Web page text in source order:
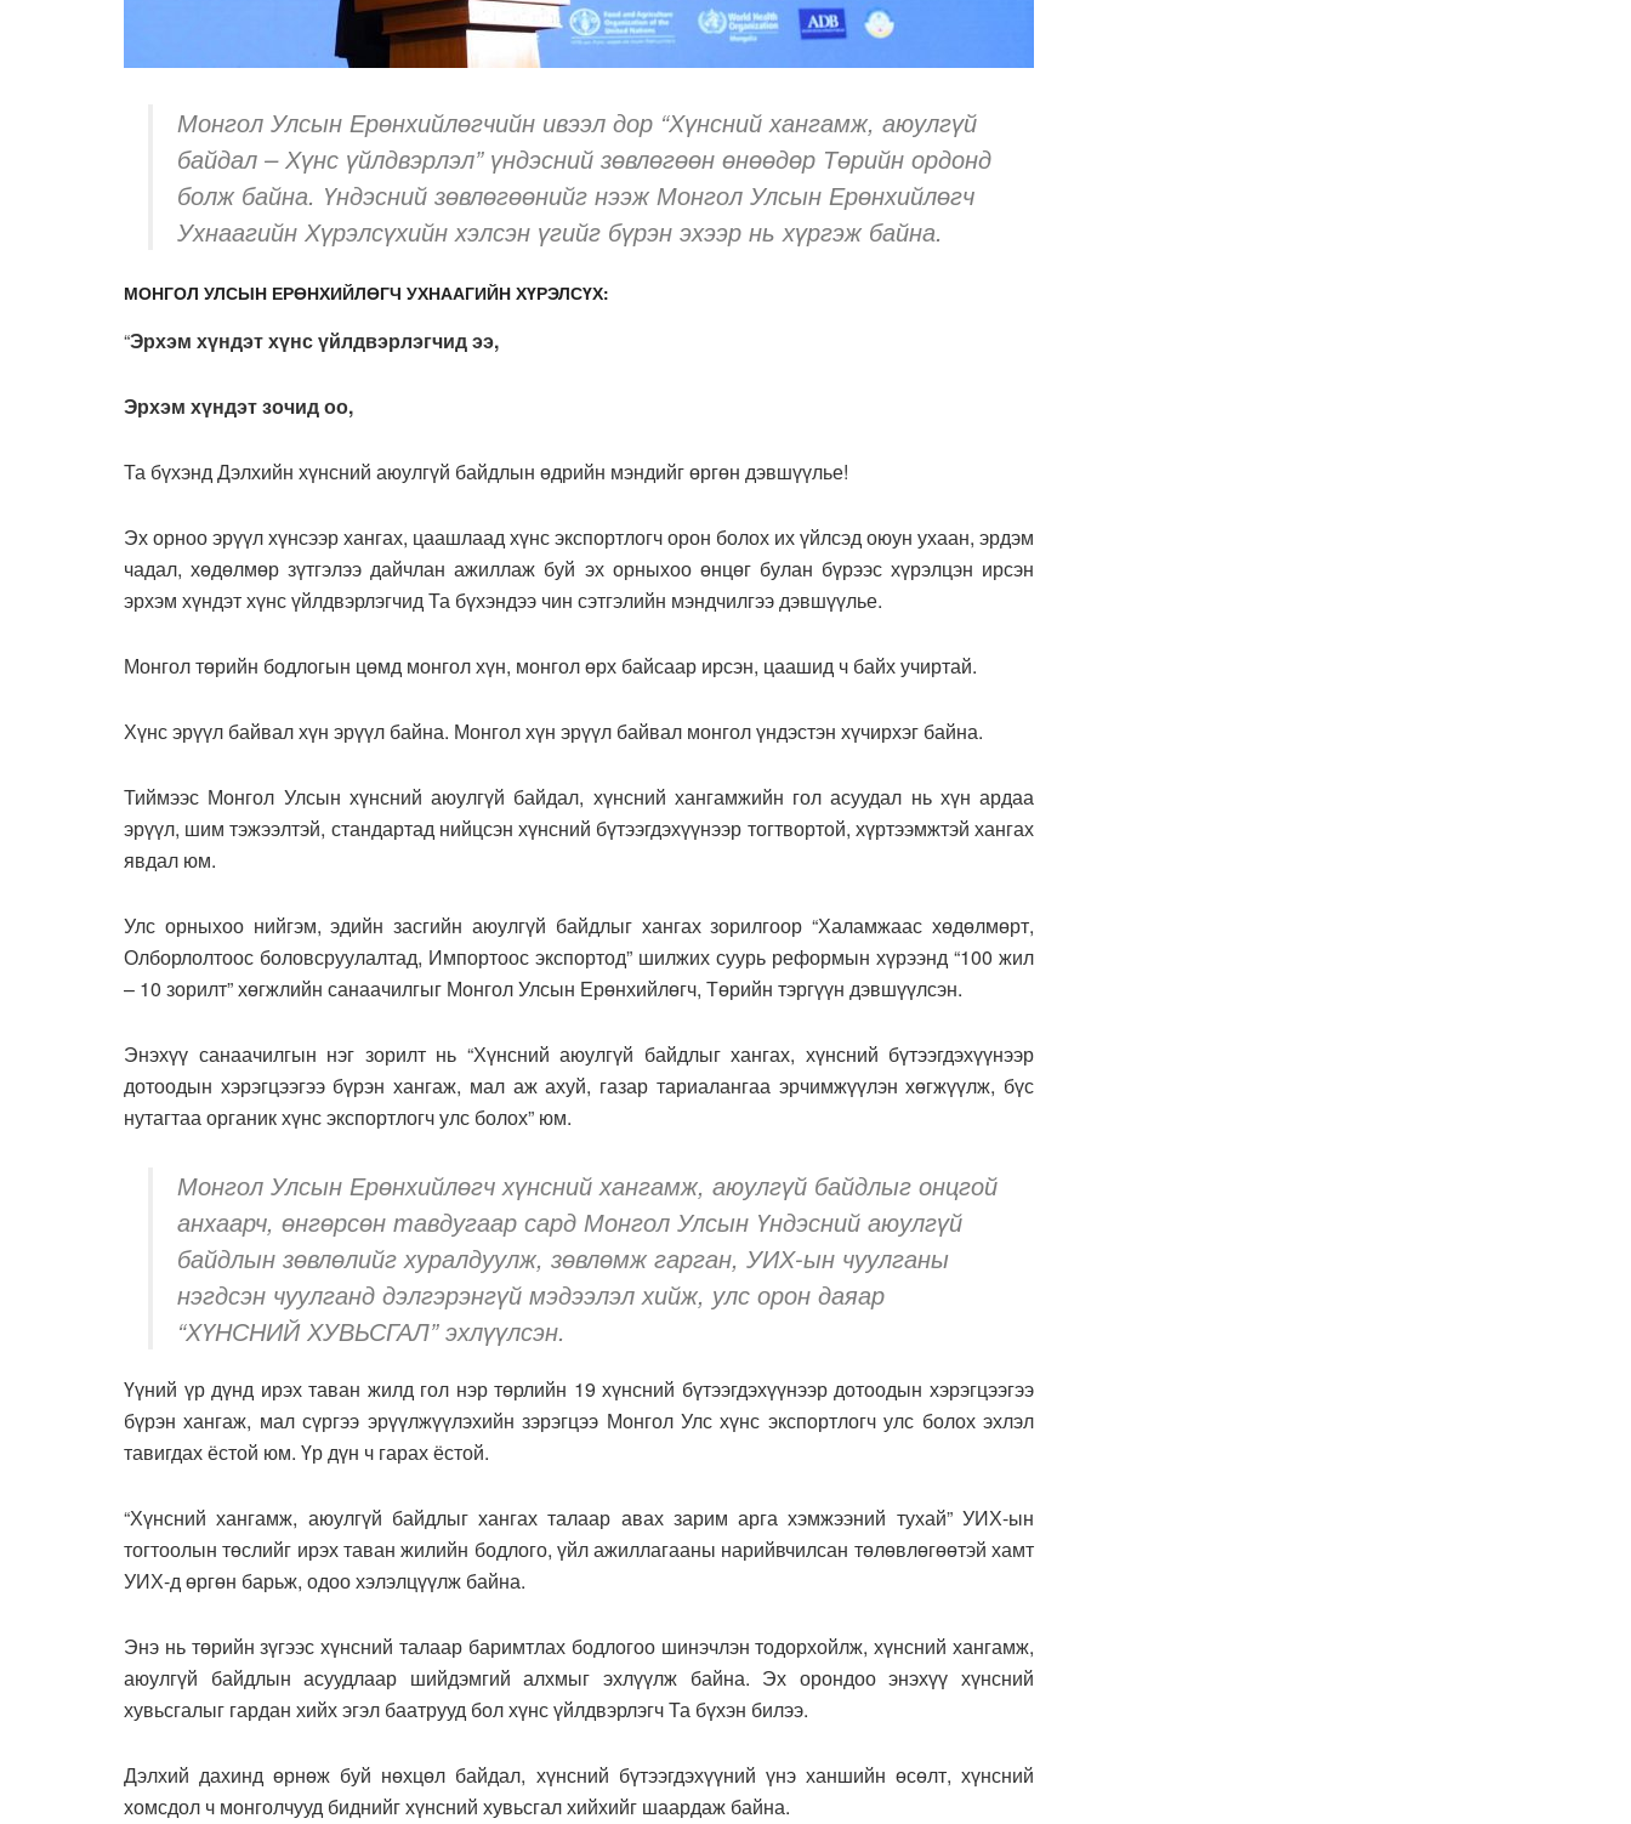
Монгол Улсын Ерөнхийлөгчийн ивээл дор “Хүнсний хангамж, аюулгүй
байдал – Хүнс үйлдвэрлэл” үндэсний зөвлөгөөн өнөөдөр Төрийн ордонд
болж байна. Үндэсний зөвлөгөөнийг нээж Монгол Улсын Ерөнхийлөгч
Ухнаагийн Хүрэлсүхийн хэлсэн үгийг бүрэн эхээр нь хүргэж байна.
МОНГОЛ УЛСЫН ЕРӨНХИЙЛӨГЧ УХНААГИЙН ХҮРЭЛСҮХ:
“Эрхэм хүндэт хүнс үйлдвэрлэгчид ээ,
Эрхэм хүндэт зочид оо,
Та бүхэнд Дэлхийн хүнсний аюулгүй байдлын өдрийн мэндийг өргөн дэвшүүлье!
Эх орноо эрүүл хүнсээр хангах, цаашлаад хүнс экспортлогч орон болох их үйлсэд оюун ухаан, эрдэм
чадал, хөдөлмөр зүтгэлээ дайчлан ажиллаж буй эх орныхоо өнцөг булан бүрээс хүрэлцэн ирсэн
эрхэм хүндэт хүнс үйлдвэрлэгчид Та бүхэндээ чин сэтгэлийн мэндчилгээ дэвшүүлье.
Монгол төрийн бодлогын цөмд монгол хүн, монгол өрх байсаар ирсэн, цаашид ч байх учиртай.
Хүнс эрүүл байвал хүн эрүүл байна. Монгол хүн эрүүл байвал монгол үндэстэн хүчирхэг байна.
Тиймээс Монгол Улсын хүнсний аюулгүй байдал, хүнсний хангамжийн гол асуудал нь хүн ардаа
эрүүл, шим тэжээлтэй, стандартад нийцсэн хүнсний бүтээгдэхүүнээр тогтвортой, хүртээмжтэй хангах
явдал юм.
Улс орныхоо нийгэм, эдийн засгийн аюулгүй байдлыг хангах зорилгоор “Халамжаас хөдөлмөрт,
Олборлолтоос боловсруулалтад, Импортоос экспортод” шилжих суурь реформын хүрээнд “100 жил
– 10 зорилт” хөгжлийн санаачилгыг Монгол Улсын Ерөнхийлөгч, Төрийн тэргүүн дэвшүүлсэн.
Энэхүү санаачилгын нэг зорилт нь “Хүнсний аюулгүй байдлыг хангах, хүнсний бүтээгдэхүүнээр
дотоодын хэрэгцээгээ бүрэн хангаж, мал аж ахуй, газар тариалангаа эрчимжүүлэн хөгжүүлж, бүс
нутагтаа органик хүнс экспортлогч улс болох” юм.
Монгол Улсын Ерөнхийлөгч хүнсний хангамж, аюулгүй байдлыг онцгой
анхаарч, өнгөрсөн тавдугаар сард Монгол Улсын Үндэсний аюулгүй
байдлын зөвлөлийг хуралдуулж, зөвлөмж гарган, УИХ-ын чуулганы
нэгдсэн чуулганд дэлгэрэнгүй мэдээлэл хийж, улс орон даяар
“ХҮНСНИЙ ХУВЬСГАЛ” эхлүүлсэн.
Үүний үр дүнд ирэх таван жилд гол нэр төрлийн 19 хүнсний бүтээгдэхүүнээр дотоодын хэрэгцээгээ
бүрэн хангаж, мал сүргээ эрүүлжүүлэхийн зэрэгцээ Монгол Улс хүнс экспортлогч улс болох эхлэл
тавигдах ёстой юм. Үр дүн ч гарах ёстой.
“Хүнсний хангамж, аюулгүй байдлыг хангах талаар авах зарим арга хэмжээний тухай” УИХ-ын
тогтоолын төслийг ирэх таван жилийн бодлого, үйл ажиллагааны нарийвчилсан төлөвлөгөөтэй хамт
УИХ-д өргөн барьж, одоо хэлэлцүүлж байна.
Энэ нь төрийн зүгээс хүнсний талаар баримтлах бодлогоо шинэчлэн тодорхойлж, хүнсний хангамж,
аюулгүй байдлын асуудлаар шийдэмгий алхмыг эхлүүлж байна. Эх орондоо энэхүү хүнсний
хувьсгалыг гардан хийх эгэл баатрууд бол хүнс үйлдвэрлэгч Та бүхэн билээ.
Дэлхий дахинд өрнөж буй нөхцөл байдал, хүнсний бүтээгдэхүүний үнэ ханшийн өсөлт, хүнсний
хомсдол ч монголчууд биднийг хүнсний хувьсгал хийхийг шаардаж байна.